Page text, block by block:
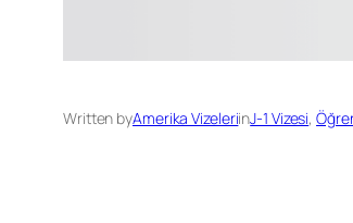
Written byAmerika VizeleriinJ-1 Vizesi,